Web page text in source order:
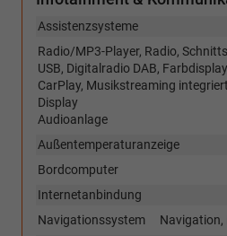
Assistenzsysteme
Radio/MP3-Player, Radio,
USB, Digitalradio DAB,
CarPlay, Musikstreaming
Display
Audioanlage
Außentemperaturanzeige
Bordcomputer
Internetanbindung
Navigationssystem